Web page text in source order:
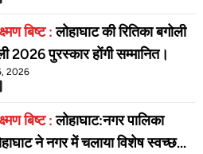
रिपोर्ट: लक्ष्मण बिष्ट :लोहाघाट की रितिका बगोली
2026 पुरस्कार होंगी सम्मानित।
2026
रिपोर्ट: लक्ष्मण बिष्ट :लोहाघाट:नगर पालिका
ने नगर में चलाया विशेष स्वच्छता